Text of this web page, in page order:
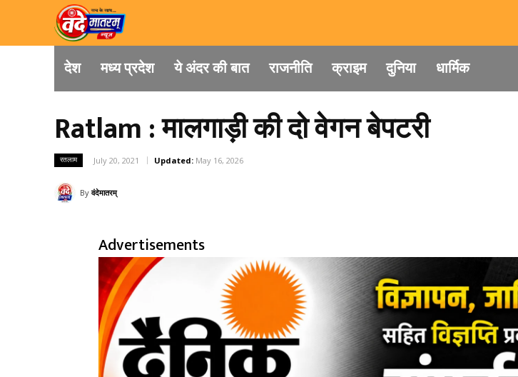
देश मध्य प्रदेश ये अंदर की बात राजनीति क्राइम दुनिया धार्मिक
Ratlam : मालगाड़ी की दो वेगन बेपटरी
रतलाम July 20, 2021 Updated: May 16, 2026
By वंदेमातरम्
Advertisements